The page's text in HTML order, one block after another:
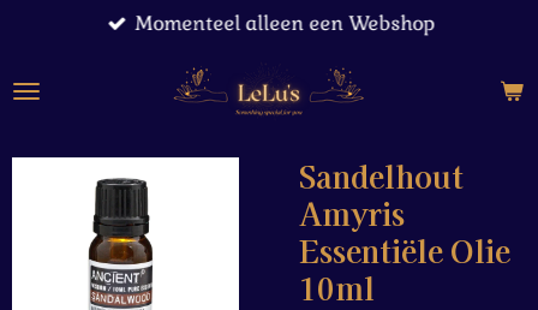
naar
Momenteel alleen een Webshop
Sandelhout
Amyris
Essentiële Olie
10ml